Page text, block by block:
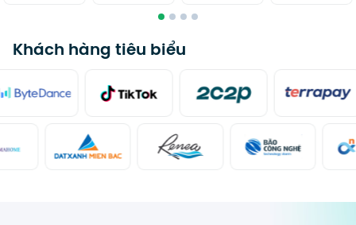
Khách hàng tiêu biểu